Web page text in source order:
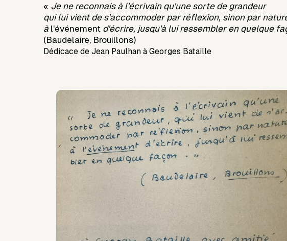
« Je ne reconnais à l'écrivain qu'une sorte de grandeur
qui lui vient de s'accommoder par réflexion, sinon par
à l'événement d'écrire, jusqu'à lui ressembler en quelque
(Baudelaire, Brouillons)
Dédicace de Jean Paulhan à Georges Bataille